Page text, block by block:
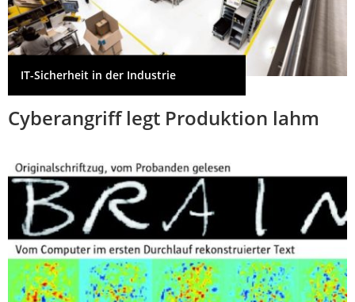
IT-Sicherheit in der Industrie
Cyberangriff legt Produktion lahm